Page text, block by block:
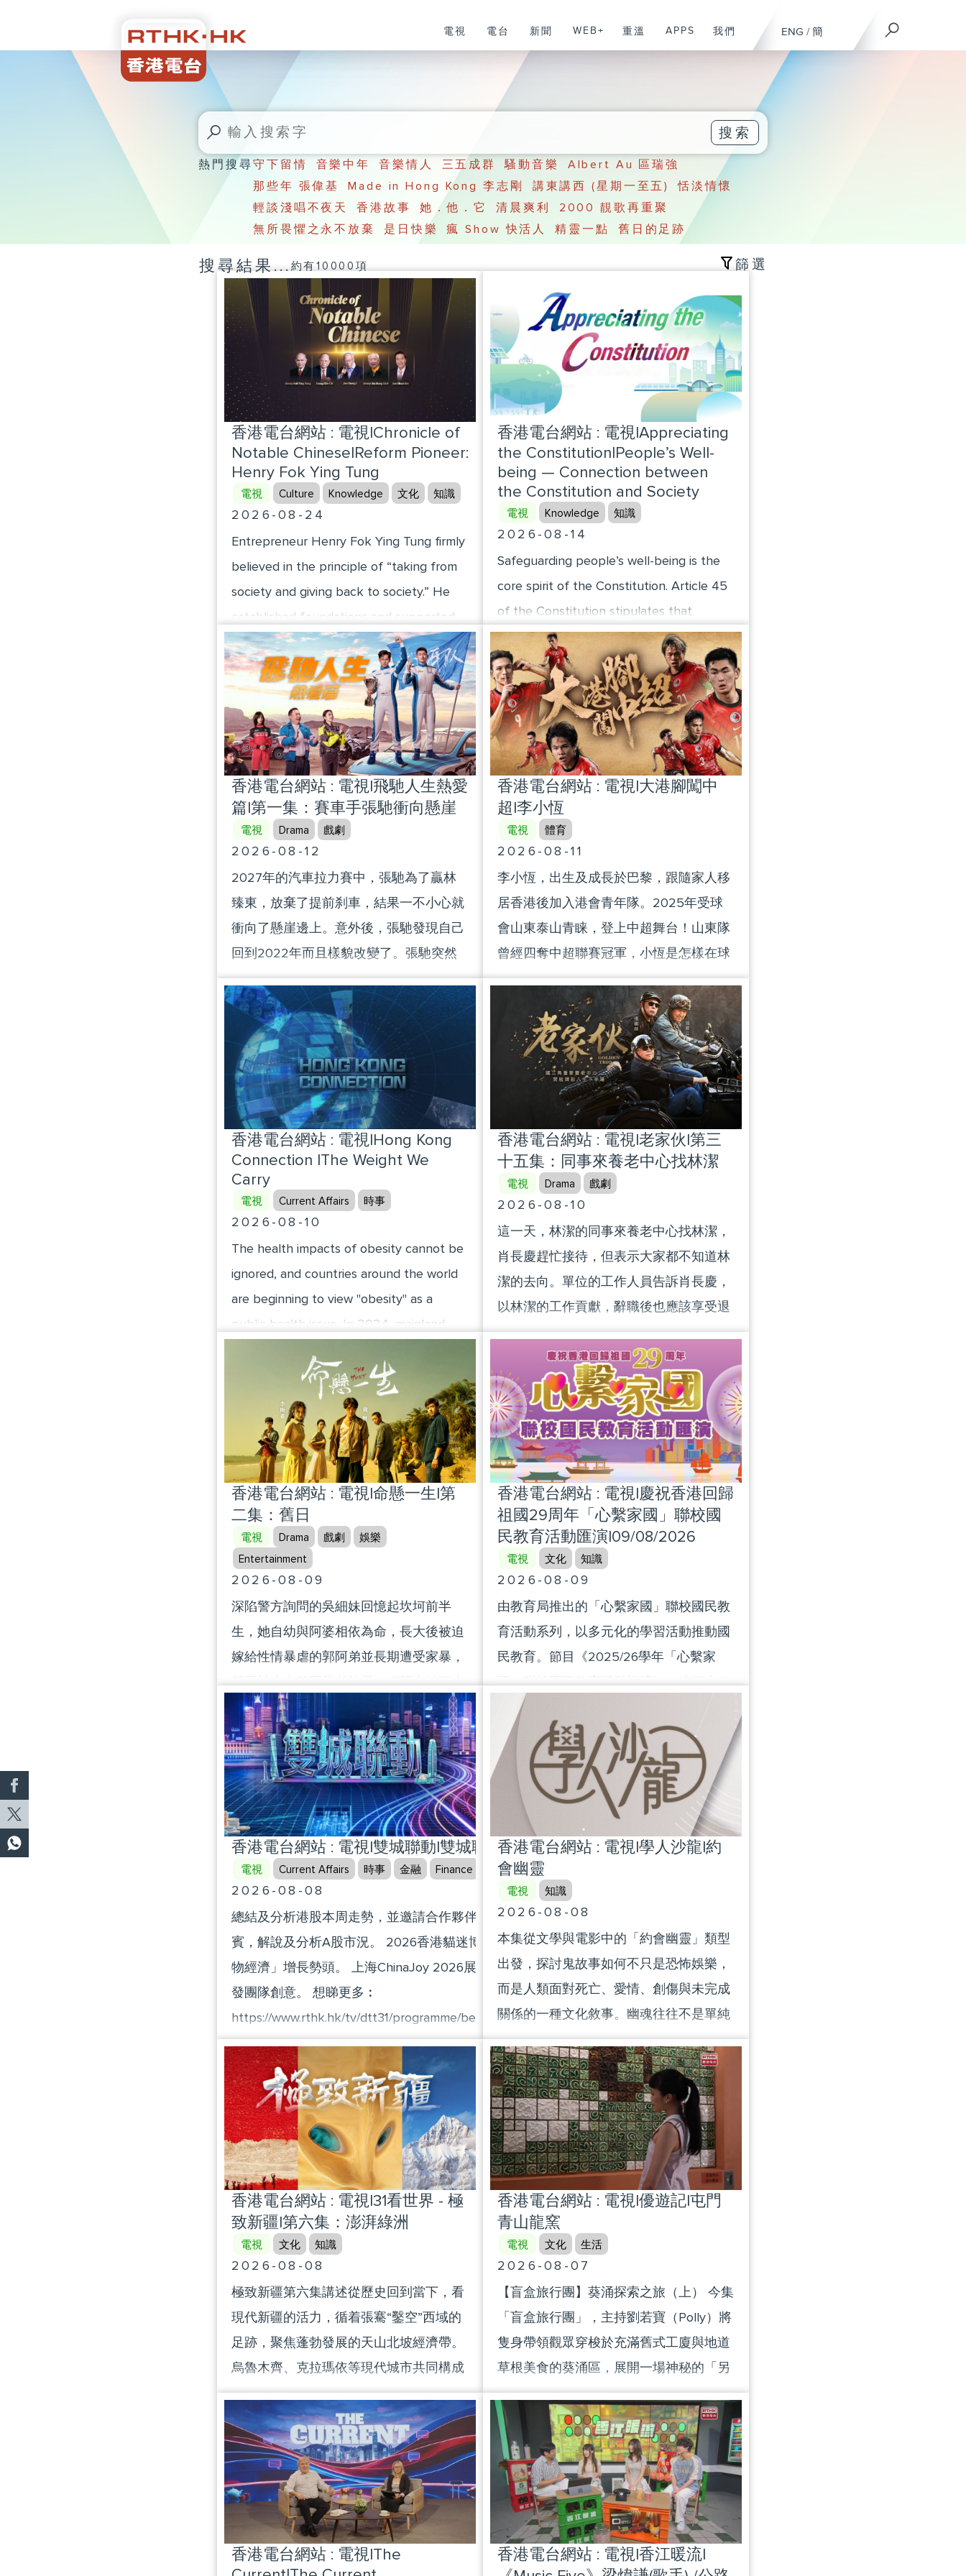
ENG / 簡
電視 電台 新聞 WEB+ 重溫 APPS 我們
搜索
熱門搜尋守下留情 音樂中年 音樂情人 三五成群 騷動音樂
Albert Au 區瑞強
那些年 張偉基
Made in Hong Kong 李志剛 講東講西 (星期一至五)
恬淡情懷
輕談淺唱不夜天
香港故事 她．他．它 清晨爽利
2000 靚歌再重聚
無所畏懼之永不放棄
是日快樂 瘋 Show 快活人 精靈一點 舊日的足跡
搜尋結果...約有10000項 篩選
香港電台網站 : 電視|Chronicle of
Notable Chinese|Reform Pioneer:
Henry Fok Ying Tung
電視 Culture Knowledge 文化 知識
2026-08-24
Entrepreneur Henry Fok Ying Tung firmly
believed in the principle of “taking from
society and giving back to society.” He
established foundations and supported
the modernization of the nation through
donations and non-profit investments,
covering areas such as education,
healthcare, sports, and the development
of Nansha. After his passing, his
descendants have continued his beliefs
and ideals, carrying forward the “China
Dream” he envisioned. Interviewees
include: Ian Fok Chun Wan and Timothy
Fok Tsun Ting (Sons of Henry Fok Ying
Tung) Kenneth Fok Kai Kong (Grandson of
Henry Fok Ying Tung) Yang Jie (General
Manager of Nansha Grand Hotel) Pui
Association of Hong Kong, China)
香港電台網站 : 電視|Appreciating
the Constitution|People’s Well-
being — Connection between
the Constitution and Society
電視 Knowledge 知識
2026-08-14
Safeguarding people’s well-being is the
core spirit of the Constitution. Article 45
of the Constitution stipulates that
citizens shall have the right to material
assistance from the state and society
when they are aged, ill or have lost the
capacity to work. Focusing on “society
and people’s livelihood”, this episode
examines how the Constitution underpins
a comprehensive social security system
that addresses the needs of the elderly.
In recent years, many Hong Kong seniors
Area. Through a visit to a residential care
home for the elderly in Foshan, the
episode provides insights into the
retirement life of Hong Kong seniors, and
explores how they can enjoy their golden
years with institutional safeguards and
community care, highlighting the
Constitution’s core values of putting
people first and safeguarding their
香港電台網站 : 電視|飛馳人生熱愛
篇|第一集：賽車手張馳衝向懸崖
電視 Drama 戲劇
2026-08-12
2027年的汽車拉力賽中，張馳為了贏林
臻東，放棄了提前刹車，結果一不小心就
衝向了懸崖邊上。意外後，張馳發現自己
回到2022年而且樣貌改變了。張馳突然
想起了2022年車隊剛建立的時候，因為
車翻了，自己的腿也骨折了，老葉為了維
持車隊早就把房子賣掉了，飛馳車隊也就
這樣解散了，李小河也離開了，他們連最
後的再見也沒有說。
香港電台網站 : 電視|大港腳闖中
超|李小恆
電視 體育
2026-08-11
李小恆，出生及成長於巴黎，跟隨家人移
居香港後加入港會青年隊。2025年受球
會山東泰山青睐，登上中超舞台！山東隊
曾經四奪中超聯賽冠軍，小恆是怎樣在球
隊中爭一席位呢？今集會帶大家了解小恆
的訓練實況，以及認識山東泰山這支中超
球隊！節目中還訪問了山東隊的傳奇宿茂
臻以及年輕國腳謝文能！
香港電台網站 : 電視|Hong Kong
Connection |The Weight We
Carry
電視 Current Affairs 時事
2026-08-10
The health impacts of obesity cannot be
ignored, and countries around the world
are beginning to view "obesity" as a
public health issue. In 2024, mainland
treatment guidelines, clearly categorizing
the diagnostic criteria and treatment
methods for obesity. The program will
highlight the importance of weight loss
through the weight loss processes and
lifestyles of obese individuals.
香港電台網站 : 電視|老家伙|第三
十五集：同事來養老中心找林潔
電視 Drama 戲劇
2026-08-10
這一天，林潔的同事來養老中心找林潔，
肖長慶趕忙接待，但表示大家都不知道林
潔的去向。單位的工作人員告訴肖長慶，
以林潔的工作貢獻，辭職後也應該享受退
休待遇，文件已經批下來了，但他們一直
找不到林潔。
香港電台網站 : 電視|命懸一生|第
二集：舊日
電視 Drama 戲劇
娛樂
Entertainment
2026-08-09
深陷警方詢問的吳細妹回憶起坎坷前半
生，她自幼與阿婆相依為命，長大後被迫
嫁給性情暴虐的郭阿弟並長期遭受家暴，
甚至被丈夫夥同堂弟強暴，絕望中她殺夫
埋屍並意外挖出前妻骸骨，隨後火燒二舅
家隻身逃往城市，在髮廊結識了老闆道
哥，開啟了新生活。
香港電台網站 : 電視|慶祝香港回歸
祖國29周年「心繫家國」聯校國
民教育活動匯演|09/08/2026
電視 文化 知識
2026-08-09
由教育局推出的「心繫家國」聯校國民教
育活動系列，以多元化的學習活動推動國
民教育。節目《2025/26學年「心繫家
國」聯校國民教育活動巡禮》一連三十二
集走訪多個由教育局聯同東華三院、保良
局、中華基督教會香港區會、九龍樂善
堂、天主教香港教區、香港聖公會、香港
津貼中學議會、香港直接資助學校議會、
香港資助小學校長會和津貼小學議會籌辦
的「心繫家國」聯校國民教育活動，與觀
眾一起了解學生如何透過一系列活動去認
識中華文化，厚植家國情懷。 一系列活動
在七月進入尾聲，讓嘉賓及同學在匯演中
一同回顧過去一年的活動點滴及學習成
果，同時慶祝香港回歸祖國29周年的大日
子。
香港電台網站 : 電視|雙城聯動|雙城聯動 8月8日
電視 Current Affairs 時事 金融 Finance
2026-08-08
總結及分析港股本周走勢，並邀請合作夥伴第一財經和嘉
賓，解說及分析A股市況。 2026香港貓迷博覽會展現「寵
物經濟」增長勢頭。 上海ChinaJoy 2026展示小型遊戲開
發團隊創意。 想睇更多︰
https://www.rthk.hk/tv/dtt31/programme/betweentwocities
逢星期六 | 晚上7時30分 | 港台電視32 立即下載「香港電
台隨身版(RTHK On The Go)」緊貼最新節目︰
https://rthk.hk/otg 記得LIKE + 訂閱 + 推播通知 #雙城聯動
#第一財經#港股#A股#貓迷博覽#ChinaJoy2026
香港電台網站 : 電視|學人沙龍|約
會幽靈
電視 知識
2026-08-08
本集從文學與電影中的「約會幽靈」類型
出發，探討鬼故事如何不只是恐怖娛樂，
而是人類面對死亡、愛情、創傷與未完成
關係的一種文化敘事。幽魂往往不是單純
的怪物，而是冤屈、執念、慾望與記憶的
化身。內容會比較東西方幽魂的敘事差
異，並延伸到當代約會文化的數碼殘影與
情感懸置，追問：我們害怕的究竟是鬼，
還是那些無法真正結束的人與事？ 主持：
米哈(作家) 黃仲遠(註冊組織心理學家) 黃
梓勇(大學講師) 馮榕榕(策展人) #幽魂#恐
怖娛樂#執念#跨越生死#學人沙龍
香港電台網站 : 電視|31看世界 - 極
致新疆|第六集：澎湃綠洲
電視 文化 知識
2026-08-08
極致新疆第六集講述從歷史回到當下，看
現代新疆的活力，循着張騫“鑿空”西域的
足跡，聚焦蓬勃發展的天山北坡經濟帶。
烏魯木齊、克拉瑪依等現代城市共同構成
了新疆經濟的重要引擎。
香港電台網站 : 電視|優遊記|屯門
青山龍窯
電視 文化 生活
2026-08-07
【盲盒旅行團】葵涌探索之旅（上） 今集
「盲盒旅行團」，主持劉若寶（Polly）將
隻身帶領觀眾穿梭於充滿舊式工廈與地道
草根美食的葵涌區，展開一場神秘的「另
類空間」探索之旅。 行程首站，Polly 來
到前身為牧場的中葵涌公園，在三十幾度
的炎夏高溫下，四處尋找隱藏的盲盒任
務。幾經辛苦，Polly 終於找到盲盒。跟
隨地圖指示，Polly 推開葵涌工業區內的
一扇大門，迎面而來的竟是室內滑雪特
訓。由最初不斷滑倒、「向前仆、向後
翻」的懷疑人生階段，到逐漸掌握平衡，
香港電台網站 : 電視|The
香港電台網站 : 電視|香江暖流|